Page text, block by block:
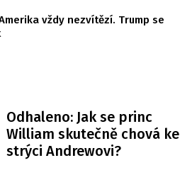
vždy nezvítězí. Trump se
Odhaleno: Jak se princ
William skutečně chová ke
strýci Andrewovi?